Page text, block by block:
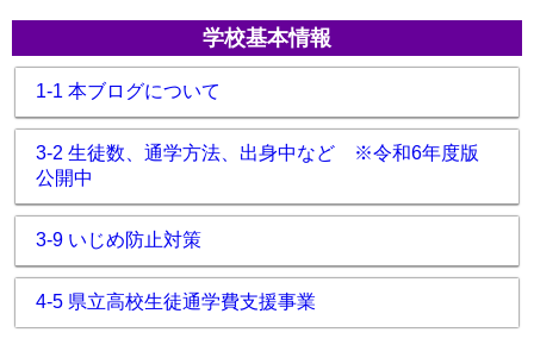
学校基本情報
1-1 本ブログについて
3-2 生徒数、通学方法、出身中など ※令和6年度版
公開中
3-9 いじめ防止対策
4-5 県立高校生徒通学費支援事業